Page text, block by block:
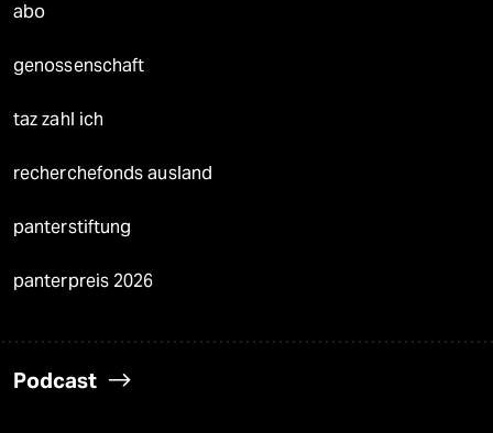
abo
genossenschaft
taz zahl ich
recherchefonds ausland
panterstiftung
panterpreis 2026
Podcast